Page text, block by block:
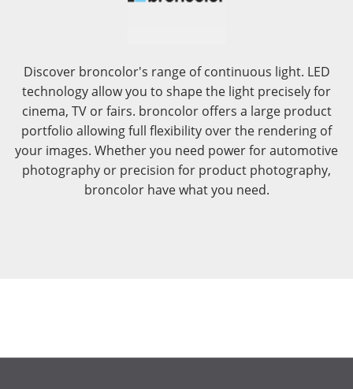
Discover broncolor's range of continuous light. LED
technology allow you to shape the light precisely for
cinema, TV or fairs. broncolor offers a large product
portfolio allowing full flexibility over the rendering of
your images. Whether you need power for automotive
photography or precision for product photography,
broncolor have what you need.